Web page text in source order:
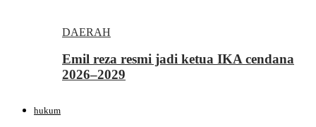
DAERAH
Emil reza resmi jadi ketua IKA cendana
2026–2029
hukum